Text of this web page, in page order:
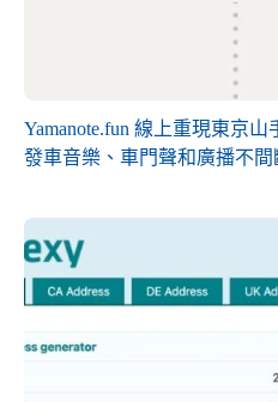
Yamanote.fun 線上重現東京
發車音樂、車門聲和廣播不間